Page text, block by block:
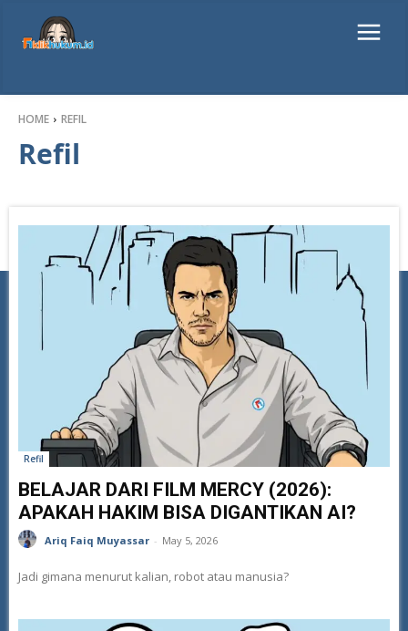
HOME REFIL
Refil
Refil
BELAJAR DARI FILM MERCY (2026):
APAKAH HAKIM BISA DIGANTIKAN AI?
Ariq Faiq Muyassar - May 5, 2026
Jadi gimana menurut kalian, robot atau manusia?